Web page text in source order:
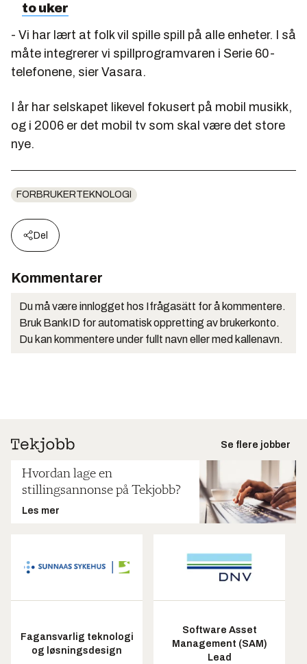
to uker
- Vi har lært at folk vil spille spill på alle enheter. I så
måte integrerer vi spillprogramvaren i Serie 60-
telefonene, sier Vasara.
I år har selskapet likevel fokusert på mobil musikk,
og i 2006 er det mobil tv som skal være det store
nye.
FORBRUKERTEKNOLOGI
Del
Kommentarer
Du må være innlogget hos Ifrågasätt for å kommentere.
Bruk BankID for automatisk oppretting av brukerkonto.
Du kan kommentere under fullt navn eller med kallenavn.
Se flere jobber
Hvordan lage en
stillingsannonse på Tekjobb?
Les mer
Fagansvarlig teknologi
og løsningsdesign
Software Asset
Management (SAM)
Lead